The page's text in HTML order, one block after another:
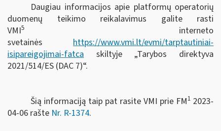
Daugiau informacijos apie platformų operatorių
duomenų teikimo reikalavimus galite rasti
VMI5
interneto
svetainės https://www.vmi.lt/evmi/tarptautiniai-
isipareigojimai-fatca skiltyje „Tarybos direktyva
2021/514/ES (DAC 7)“.
Šią informaciją taip pat rasite VMI prie FM1 2023-
04-06 rašte Nr. R-1374.